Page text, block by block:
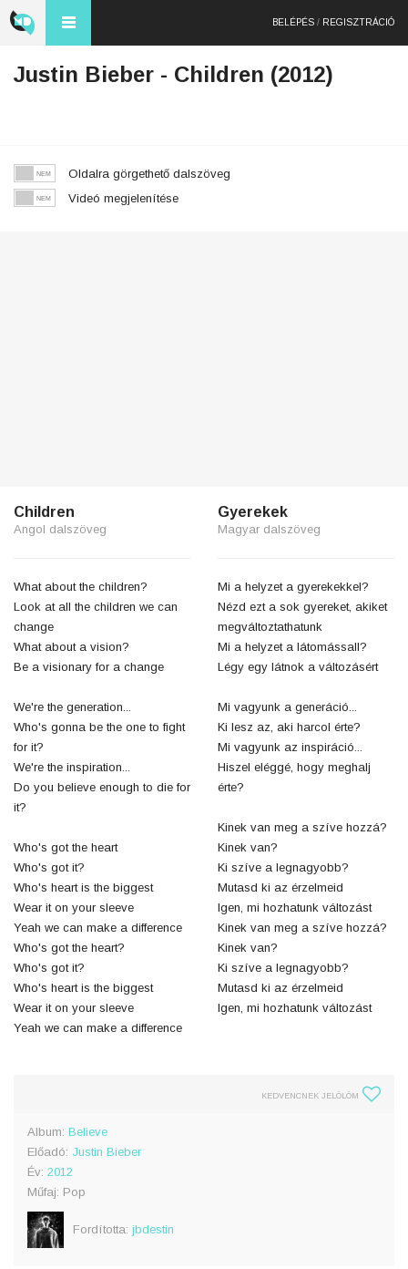
BELÉPÉS / REGISZTRÁCIÓ
Justin Bieber - Children (2012)
Oldalra görgethető dalszöveg
Videó megjelenítése
Children
Angol dalszöveg
What about the children?
Look at all the children we can
change
What about a vision?
Be a visionary for a change
We're the generation...
Who's gonna be the one to fight
for it?
We're the inspiration...
Do you believe enough to die for
it?
Who's got the heart
Who's got it?
Who's heart is the biggest
Wear it on your sleeve
Yeah we can make a difference
Who's got the heart?
Who's got it?
Who's heart is the biggest
Wear it on your sleeve
Yeah we can make a difference
Gyerekek
Magyar dalszöveg
Mi a helyzet a gyerekekkel?
Nézd ezt a sok gyereket, akiket
megváltoztathatunk
Mi a helyzet a látomássall?
Légy egy látnok a változásért
Mi vagyunk a generáció...
Ki lesz az, aki harcol érte?
Mi vagyunk az inspiráció...
Hiszel eléggé, hogy meghalj
érte?
Kinek van meg a szíve hozzá?
Kinek van?
Ki szíve a legnagyobb?
Mutasd ki az érzelmeid
Igen, mi hozhatunk változást
Kinek van meg a szíve hozzá?
Kinek van?
Ki szíve a legnagyobb?
Mutasd ki az érzelmeid
Igen, mi hozhatunk változást
KEDVENCNEK JELÖLÖM
Album: Believe
Előadó: Justin Bieber
Év: 2012
Műfaj: Pop
Fordította: jbdestin